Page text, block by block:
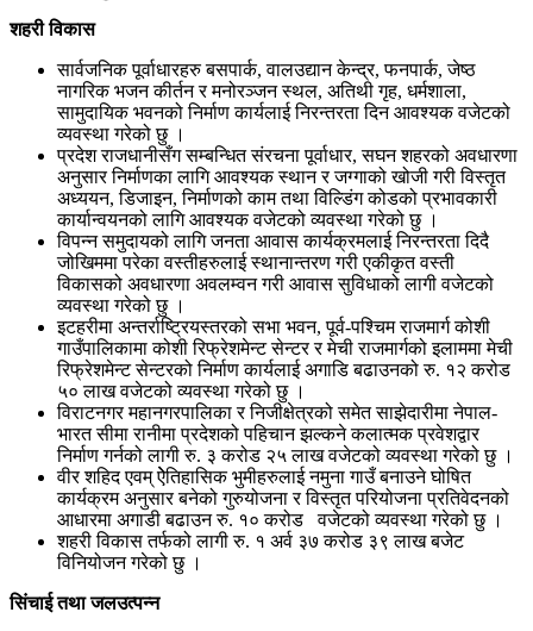
शहरी विकास
सार्वजनिक पूर्वाधारहरु बसपार्क, वालउद्यान केन्द्र, फनपार्क, जेष्ठ
नागरिक भजन कीर्तन र मनोरञ्जन स्थल, अतिथी गृह, धर्मशाला,
सामुदायिक भवनको निर्माण कार्यलाई निरन्तरता दिन आवश्यक वजेटको
व्यवस्था गरेको छु ।
प्रदेश राजधानीसँग सम्बन्धित संरचना पूर्वाधार, सघन शहरको अवधारणा
अनुसार निर्माणका लागि आवश्यक स्थान र जग्गाको खोजी गरी विस्तृत
अध्ययन, डिजाइन, निर्माणको काम तथा विल्डिंग कोडको प्रभावकारी
कार्यान्वयनको लागि आवश्यक वजेटको व्यवस्था गरेको छु ।
विपन्न समुदायको लागि जनता आवास कार्यक्रमलाई निरन्तरता दिदै
जोखिममा परेका वस्तीहरुलाई स्थानान्तरण गरी एकीकृत वस्ती
विकासको अवधारणा अवलम्वन गरी आवास सुविधाको लागी वजेटको
व्यवस्था गरेको छु ।
इटहरीमा अन्तर्राष्ट्रियस्तरको सभा भवन, पूर्व-पश्चिम राजमार्ग कोशी
गाउँपालिकामा कोशी रिफ्रेशमेन्ट सेन्टर र मेची राजमार्गको इलाममा मेची
रिफ्रेशमेन्ट सेन्टरको निर्माण कार्यलाई अगाडि बढाउनको रु. १२ करोड
५० लाख वजेटको व्यवस्था गरेको छु ।
विराटनगर महानगरपालिका र निजीक्षेत्रको समेत साझेदारीमा नेपाल-
भारत सीमा रानीमा प्रदेशको पहिचान झल्कने कलात्मक प्रवेशद्वार
निर्माण गर्नको लागी रु. ३ करोड २५ लाख वजेटको व्यवस्था गरेको छु ।
वीर शहिद एवम् ऐेतिहासिक भुमीहरुलाई नमुना गाउँ बनाउने घोषित
कार्यक्रम अनुसार बनेको गुरुयोजना र विस्तृत परियोजना प्रतिवेदनको
आधारमा अगाडी बढाउन रु. १० करोड वजेटको व्यवस्था गरेको छु ।
शहरी विकास तर्फको लागी रु. १ अर्व ३७ करोड ३९ लाख बजेट
विनियोजन गरेको छु ।
सिंचाई तथा जलउत्पन्न